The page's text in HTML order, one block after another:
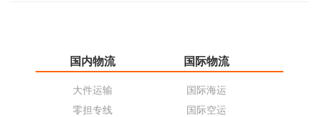
国内物流
大件运输
零担专线
国际物流
国际海运
国际空运